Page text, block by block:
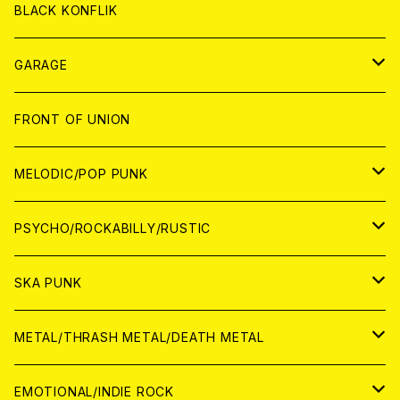
ANALOG
ANALOG
CD
ANALOG
BLACK KONFLIK
GARAGE
JAPAN
アナログ
CD
WORLD
アナログ
CD
FRONT OF UNION
MELODIC/POP PUNK
JAPAN
CD
ANALOG
WORLD
CD
ANALOG
PSYCHO/ROCKABILLY/RUSTIC
JAPAN
CD
ANALOG
WORLD
CD
SKA PUNK
JAPAN
CD
WORLD
METAL/THRASH METAL/DEATH METAL
JAPAN
EMOTIONAL/INDIE ROCK